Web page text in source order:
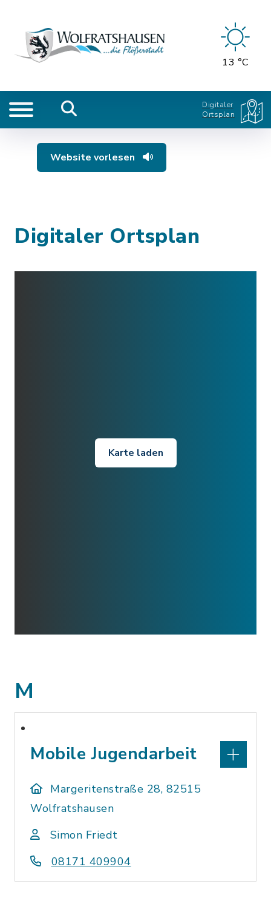
13 °C
Digitaler
Ortsplan
Website vorlesen
Digitaler Ortsplan
Karte laden
M
Mobile Jugendarbeit
Margeritenstraße 28, 82515
Wolfratshausen
Simon Friedt
08171 409904